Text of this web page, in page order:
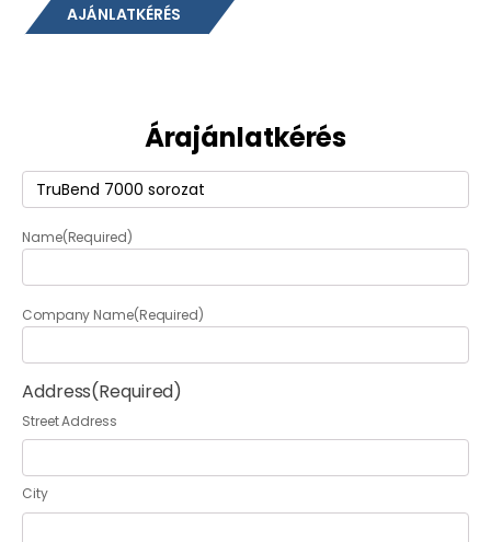
AJÁNLATKÉRÉS
Árajánlatkérés
Termék(Required)
Name(Required)
Company Name(Required)
Address(Required)
Street Address
City